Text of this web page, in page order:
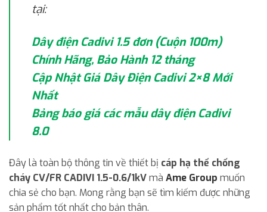
tại:
Dây điện Cadivi 1.5 đơn (Cuộn 100m)
Chính Hãng, Bảo Hành 12 tháng
Cập Nhật Giá Dây Điện Cadivi 2×8 Mới
Nhất
Bảng báo giá các mẫu dây điện Cadivi
8.0
Đây là toàn bộ thông tin về thiết bị cáp hạ thế chống
cháy CV/FR CADIVI 1.5-0.6/1kVmà Ame Group muốn
chia sẻ cho bạn. Mong rằng bạn sẽ tìm kiếm được những
sản phẩm tốt nhất cho bản thân.